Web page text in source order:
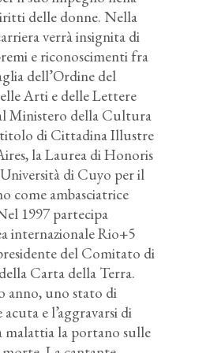
delle donne. Nella
verrà insignita di
e riconoscimenti fra
dell’Ordine del
Arti e delle Lettere
Ministero della Cultura
titolo di Cittadina Illustre
la Laurea di Honoris
di Cuyo per il
come ambasciatrice
1997 partecipa
internazionale Rio+5
del Comitato di
Carta della Terra.
anno, uno stato di
acuta e l’aggravarsi di
malattia la portano sulle